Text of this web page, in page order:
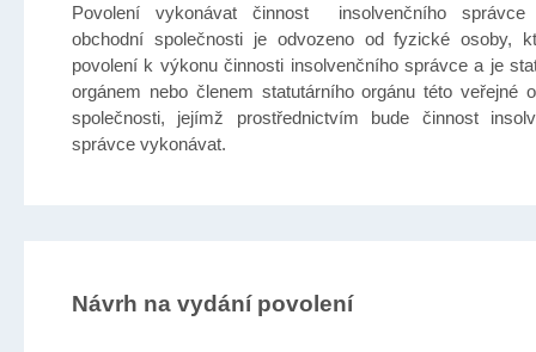
Povolení vykonávat činnost insolvenčního správce
obchodní společnosti je odvozeno od fyzické osoby,
povolení k výkonu činnosti insolvenčního správce a je
orgánem nebo členem statutárního orgánu této veřejné
společnosti, jejímž prostřednictvím bude činnost
správce vykonávat.
Návrh na vydání povolení